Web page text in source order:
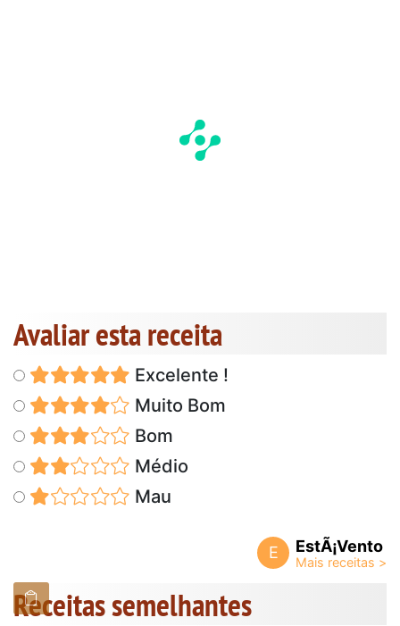
Avaliar esta receita
Excelente !
Muito Bom
Bom
Médio
Mau
E EstÃ¡Vento
Receitas semelhantes